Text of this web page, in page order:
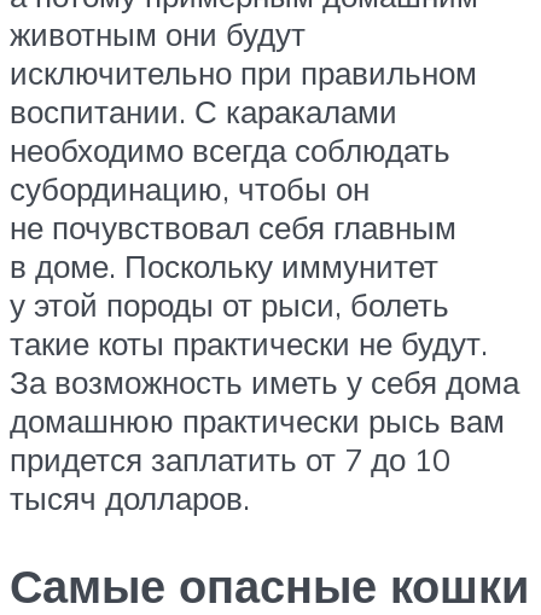
животным они будут
исключительно при правильном
воспитании. С каракалами
необходимо всегда соблюдать
субординацию, чтобы он
не почувствовал себя главным
в доме. Поскольку иммунитет
у этой породы от рыси, болеть
такие коты практически не будут.
За возможность иметь у себя дома
домашнюю практически рысь вам
придется заплатить от 7 до 10
тысяч долларов.
Самые опасные кошки